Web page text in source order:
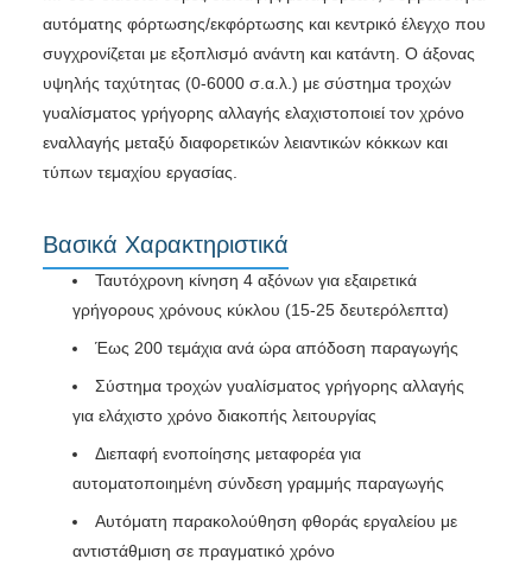
αυτόματης φόρτωσης/εκφόρτωσης και κεντρικό έλεγχο που
συγχρονίζεται με εξοπλισμό ανάντη και κατάντη. Ο άξονας
υψηλής ταχύτητας (0-6000 σ.α.λ.) με σύστημα τροχών
γυαλίσματος γρήγορης αλλαγής ελαχιστοποιεί τον χρόνο
εναλλαγής μεταξύ διαφορετικών λειαντικών κόκκων και
τύπων τεμαχίου εργασίας.
Βασικά Χαρακτηριστικά
Ταυτόχρονη κίνηση 4 αξόνων για εξαιρετικά
γρήγορους χρόνους κύκλου (15-25 δευτερόλεπτα)
Έως 200 τεμάχια ανά ώρα απόδοση παραγωγής
Σύστημα τροχών γυαλίσματος γρήγορης αλλαγής
για ελάχιστο χρόνο διακοπής λειτουργίας
Διεπαφή ενοποίησης μεταφορέα για
αυτοματοποιημένη σύνδεση γραμμής παραγωγής
Αυτόματη παρακολούθηση φθοράς εργαλείου με
αντιστάθμιση σε πραγματικό χρόνο